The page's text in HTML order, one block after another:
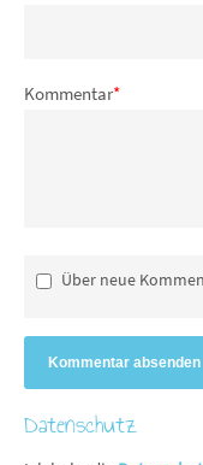
Kommentar*
Über neue
Kommentar absenden
Datenschutz